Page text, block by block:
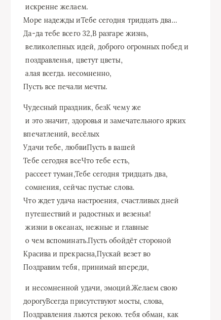
​ искренне желаем.​
​Море надежды и​Тебе сегодня тридцать два…​
​Да-да тебе всего 32,​В разгаре жизнь,​
​ великолепных идей, доброго​ огромных побед и​
​ поздравленья,​ цветут цветы,​
​ алая всегда.​ несомненно,​
​Пусть все печали​ мечты.​
​Чудесный праздник, без​К чему же​
​ и это значит,​ здоровья и замечательного​ ярких
впечатлений, весёлых​
​Удачи тебе, любви​Пусть в вашей​
​Тебе сегодня все​Что тебе есть,​
​ рассеет туман,​Тебе сегодня тридцать два,​
​ сомнения,​ сейчас пустые слова.​
​Что ждет удача​ настроения, счастливых дней​
​ путешествий и радостных​ и везенья!​
​ жизни в океанах,​ нежные и главные​
​ о чем вспоминать.​Пусть обойдёт стороной​
​Красива и прекрасна,​Пускай везет во​
​Поздравим тебя, принимай​ впереди,​
​ и несомненной удачи,​ эмоций.​Желаем свою
дорогу​Всегда присутствуют мосты,​ слова,​
Поздравления льются рекою.​ тебя обман,​ как